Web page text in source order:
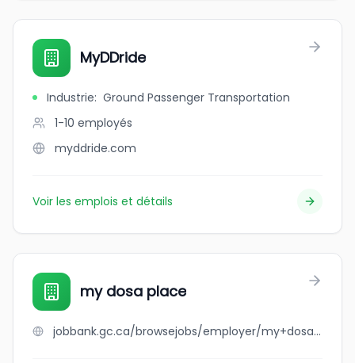
MyDDride
Industrie: Ground Passenger Transportation
1-10 employés
myddride.com
Voir les emplois et détails
my dosa place
jobbank.gc.ca/browsejobs/employer/my+dosa+place/ca